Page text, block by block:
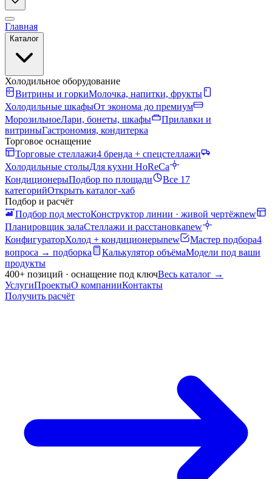
Главная
Каталог
Холодильное оборудование
Витрины и горкиМолочка, напитки, фрукты
Холодильные шкафыОт эконома до премиум
МорозильноеЛари, бонеты, шкафы
Прилавки и
витриныГастрономия, кондитерка
Торговое оснащение
Торговые стеллажи4 бренда + спецстеллажи
Холодильные столыДля кухни HoReCa
КондиционерыПодбор по площади
Все 17
категорийОткрыть каталог-хаб
Подбор и расчёт
Подбор под местоКонструктор линии · живой чертёжnew
Планировщик залаСтеллажи и расстановкаnew
КонфигураторХолод + кондиционерыnew Мастер подбора4
вопроса → подборка
Калькулятор объёмаМодели под ваши
продукты
400+ позиций · оснащение под ключВесь каталог →
УслугиПроектыО компанииКонтакты
Получить расчёт